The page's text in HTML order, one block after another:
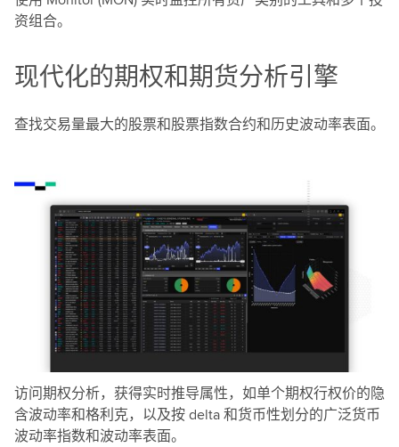
资组合。
现代化的期权和期货分析引擎
查找交易量最大的股票和股票指数合约和历史波动率表面。
访问期权分析，获得实时推导属性，如单个期权行权价的隐
含波动率和格利克，以及按 delta 和货币性划分的广泛货币
波动率指数和波动率表面。